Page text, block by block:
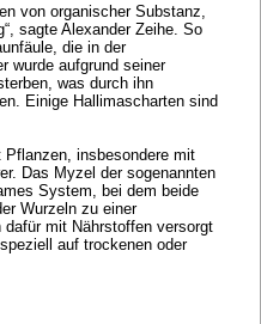
von organischer Substanz,
sagte Alexander Zeihe. So
die in der
wurde aufgrund seiner
was durch ihn
Einige Hallimascharten sind
Pflanzen, insbesondere mit
Das Myzel der sogenannten
System, bei dem beide
Wurzeln zu einer
mit Nährstoffen versorgt
auf trockenen oder